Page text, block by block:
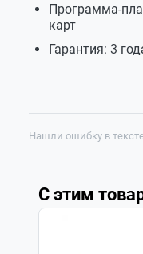
Программа-
карт
Гарантия: 3
Размеры упаковки
Вес телескопа
Нашли ошибку в
С этим